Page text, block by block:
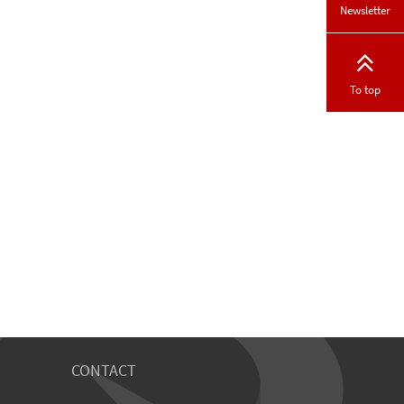
CONTACT
Newsletter
To top